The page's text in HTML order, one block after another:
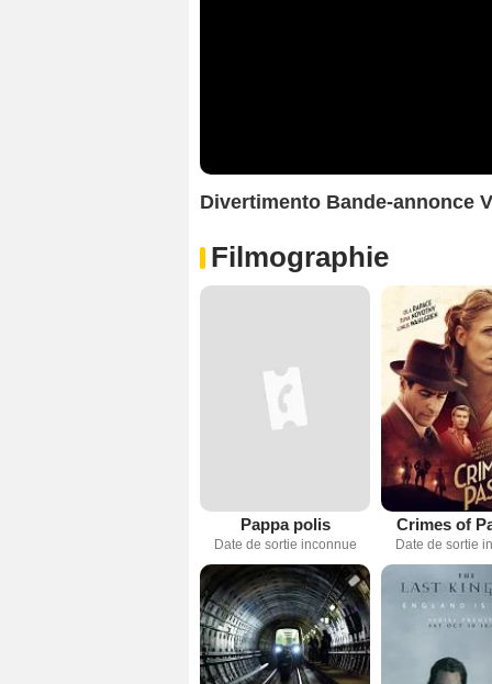
Divertimento Bande-annonce
Filmographie
Pappa polis
Date de sortie inconnue
Crimes of
Date de sortie